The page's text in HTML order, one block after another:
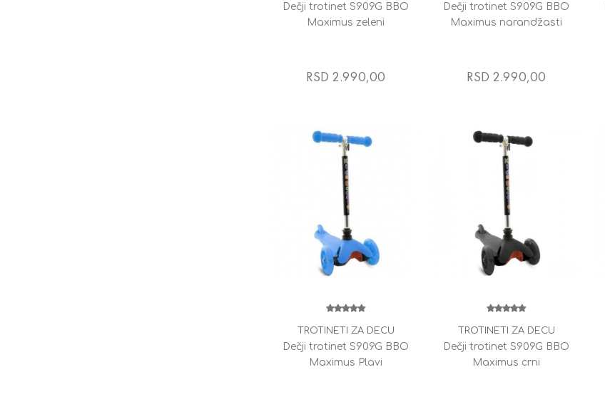
Dečji trotinet S909G BBO
Maximus zeleni
RSD 2.990,00
Dečji trotinet S909G BBO
Maximus narandžasti
RSD 2.990,00
TROTINETI ZA DECU
Dečji trotinet S909G BBO
Maximus Plavi
TROTINETI ZA DECU
Dečji trotinet S909G BBO
Maximus crni